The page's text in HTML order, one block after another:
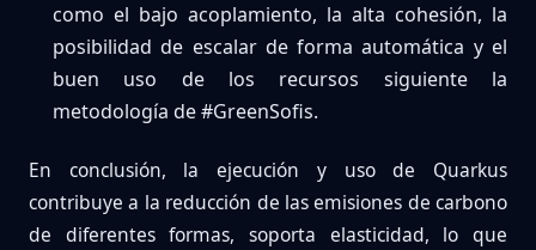
como el bajo acoplamiento, la alta cohesión, la
posibilidad de escalar de forma automática y el
buen uso de los recursos siguiente la
metodología de #GreenSofis.
En conclusión, la ejecución y uso de Quarkus
contribuye a la reducción de las emisiones de carbono
de diferentes formas, soporta elasticidad, lo que